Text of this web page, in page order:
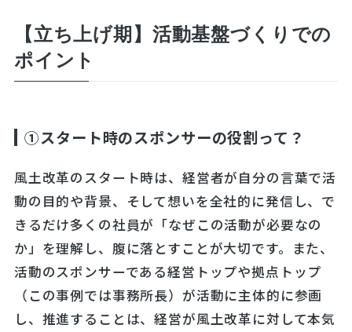
【立ち上げ期】活動基盤づくりでの
ポイント
①スタート時のスポンサーの役割って？
風土改革のスタート時は、経営者が自分の言葉で活
動の目的や背景、そして想いを全社的に発信し、で
きるだけ多くの社員が「なぜこの活動が必要なの
か」を理解し、腹に落とすことが大切です。また、
活動のスポンサーである経営トップや拠点トップ
（この事例では事務所長）が活動に主体的に参画
し、推進することは、経営が風土改革に対して本気